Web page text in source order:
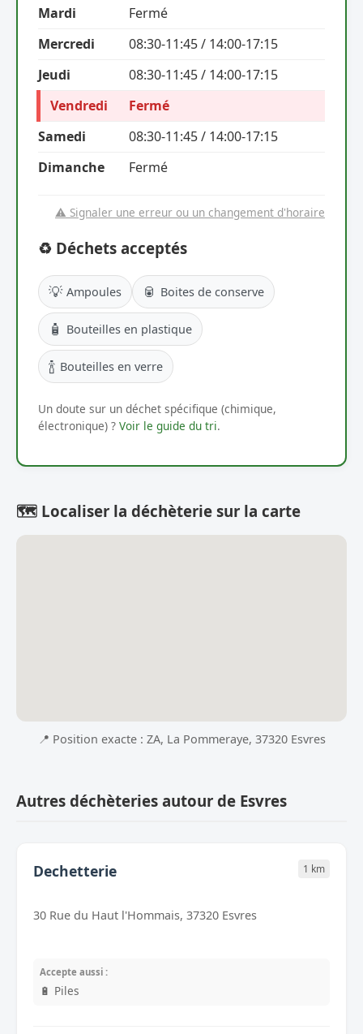
Mardi
Fermé
Mercredi
08:30-11:45 / 14:00-17:15
Jeudi
08:30-11:45 / 14:00-17:15
Vendredi
Fermé
Samedi
08:30-11:45 / 14:00-17:15
Dimanche
Fermé
⚠️ Signaler une erreur ou un changement d'horaire
♻️ Déchets acceptés
💡 Ampoules 🥫 Boites de conserve
🧴 Bouteilles en plastique
🍾 Bouteilles en verre
Un doute sur un déchet spécifique (chimique,
électronique) ? Voir le guide du tri.
🗺️ Localiser la déchèterie sur la carte
📍 Position exacte : ZA, La Pommeraye, 37320 Esvres
Autres déchèteries autour de Esvres
Dechetterie 1 km
30 Rue du Haut l'Hommais, 37320 Esvres
Accepte aussi :
🔋 Piles